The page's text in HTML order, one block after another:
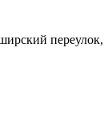
переулок,